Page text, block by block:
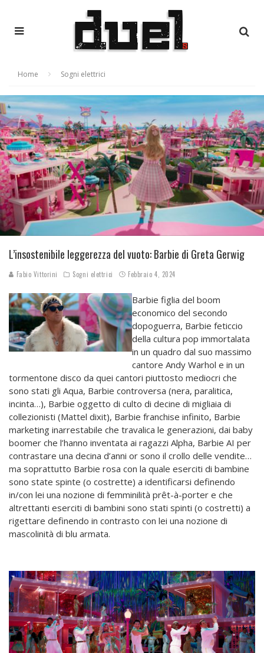
Home Sogni elettrici
L’insostenibile leggerezza del vuoto: Barbie di Greta Gerwig
Fabio Vittorini Sogni elettrici Febbraio 4, 2024
Barbie figlia del boom
economico del secondo
dopoguerra, Barbie feticcio
della cultura pop immortalata
in un quadro dal suo massimo
cantore Andy Warhol e in un
tormentone disco da quei cantori piuttosto mediocri che
sono stati gli Aqua, Barbie controversa (nera, paralitica,
incinta…), Barbie oggetto di culto di decine di migliaia di
collezionisti (Mattel dixit), Barbie franchise infinito, Barbie
marketing inarrestabile che travalica le generazioni, dai baby
boomer che l’hanno inventata ai ragazzi Alpha, Barbie AI per
contrastare una decina d’anni or sono il crollo delle vendite…
ma soprattutto Barbie rosa con la quale eserciti di bambine
sono state spinte (o costrette) a identificarsi definendo
in/con lei una nozione di femminilità prêt-à-porter e che
altrettanti eserciti di bambini sono stati spinti (o costretti) a
rigettare definendo in contrasto con lei una nozione di
mascolinità di blu armata.